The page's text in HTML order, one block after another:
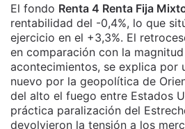
El fondo Renta 4 Renta Fija
rentabilidad del -0,4%, lo que
ejercicio en el +3,3%. El
en comparación con la
acontecimientos, se explica por
nuevo por la geopolítica de
del alto el fuego entre Estados
práctica paralización del
devolvieron la tensión a los